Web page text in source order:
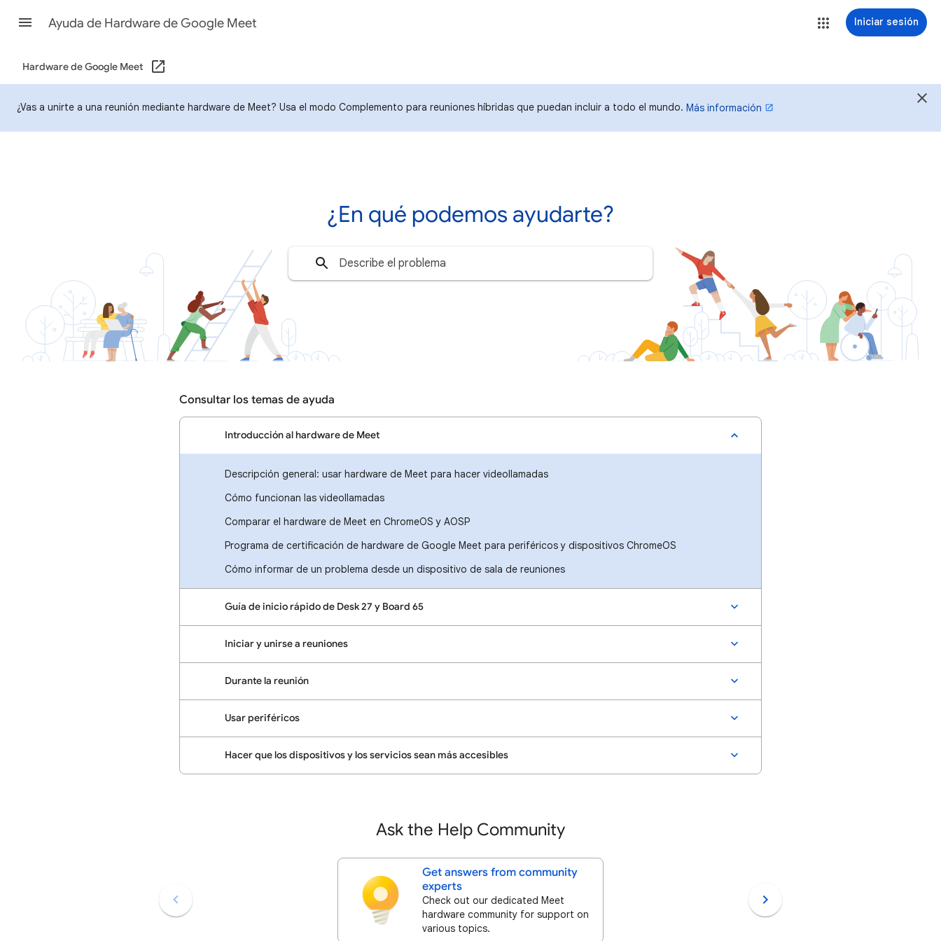
Ayuda de Hardware de Google Meet Iniciar sesión
Hardware de Google Meet
¿Vas a unirte a una reunión mediante hardware de Meet? Usa el modo Complemento para reuniones híbridas que puedan incluir a todo el mundo. Más información
¿En qué podemos ayudarte?
Consultar los temas de ayuda
Introducción al hardware de Meet
Descripción general: usar hardware de Meet para hacer videollamadas
Cómo funcionan las videollamadas
Comparar el hardware de Meet en ChromeOS y AOSP
Programa de certificación de hardware de Google Meet para periféricos y dispositivos ChromeOS
Cómo informar de un problema desde un dispositivo de sala de reuniones
Guía de inicio rápido de Desk 27 y Board 65
Iniciar y unirse a reuniones
Durante la reunión
Usar periféricos
Hacer que los dispositivos y los servicios sean más accesibles
Ask the Help Community
Get answers from community
experts
Check out our dedicated Meet
hardware community for support on
various topics.